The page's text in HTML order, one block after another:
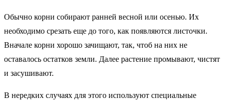
Обычно корни собирают ранней весной или осенью. Их
необходимо срезать еще до того, как появляются листочки.
Вначале корни хорошо зачищают, так, чтоб на них не
оставалось остатков земли. Далее растение промывают, чистят
и засушивают.
В нередких случаях для этого используют специальные